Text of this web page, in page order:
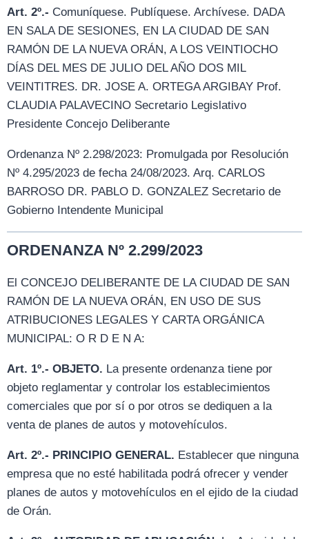
Art. 2º.- Comuníquese. Publíquese. Archívese. DADA
EN SALA DE SESIONES, EN LA CIUDAD DE SAN
RAMÓN DE LA NUEVA ORÁN, A LOS VEINTIOCHO
DÍAS DEL MES DE JULIO DEL AÑO DOS MIL
VEINTITRES. DR. JOSE A. ORTEGA ARGIBAY Prof.
CLAUDIA PALAVECINO Secretario Legislativo
Presidente Concejo Deliberante
Ordenanza Nº 2.298/2023: Promulgada por Resolución
Nº 4.295/2023 de fecha 24/08/2023. Arq. CARLOS
BARROSO DR. PABLO D. GONZALEZ Secretario de
Gobierno Intendente Municipal
ORDENANZA Nº 2.299/2023
El CONCEJO DELIBERANTE DE LA CIUDAD DE SAN
RAMÓN DE LA NUEVA ORÁN, EN USO DE SUS
ATRIBUCIONES LEGALES Y CARTA ORGÁNICA
MUNICIPAL: O R D E N A:
Art. 1º.- OBJETO. La presente ordenanza tiene por
objeto reglamentar y controlar los establecimientos
comerciales que por sí o por otros se dediquen a la
venta de planes de autos y motovehículos.
Art. 2º.- PRINCIPIO GENERAL. Establecer que ninguna
empresa que no esté habilitada podrá ofrecer y vender
planes de autos y motovehículos en el ejido de la ciudad
de Orán.